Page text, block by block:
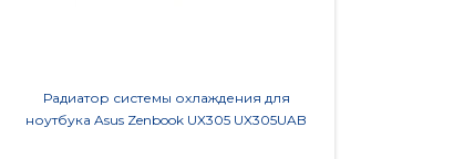
Радиатор системы охлаждения для
ноутбука Asus Zenbook UX305 UX305UAB